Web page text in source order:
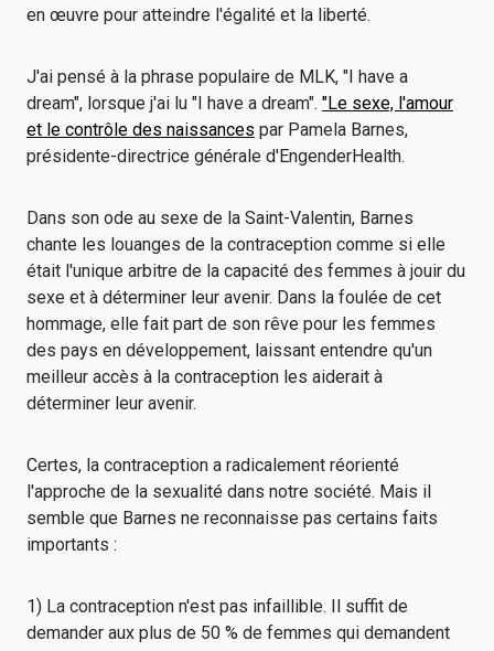
en œuvre pour atteindre l'égalité et la liberté.
J'ai pensé à la phrase populaire de MLK, "I have a
dream", lorsque j'ai lu "I have a dream". "Le sexe, l'amour
et le contrôle des naissances par Pamela Barnes,
présidente-directrice générale d'EngenderHealth.
Dans son ode au sexe de la Saint-Valentin, Barnes
chante les louanges de la contraception comme si elle
était l'unique arbitre de la capacité des femmes à jouir du
sexe et à déterminer leur avenir. Dans la foulée de cet
hommage, elle fait part de son rêve pour les femmes
des pays en développement, laissant entendre qu'un
meilleur accès à la contraception les aiderait à
déterminer leur avenir.
Certes, la contraception a radicalement réorienté
l'approche de la sexualité dans notre société. Mais il
semble que Barnes ne reconnaisse pas certains faits
importants :
1) La contraception n'est pas infaillible. Il suffit de
demander aux plus de 50 % de femmes qui demandent